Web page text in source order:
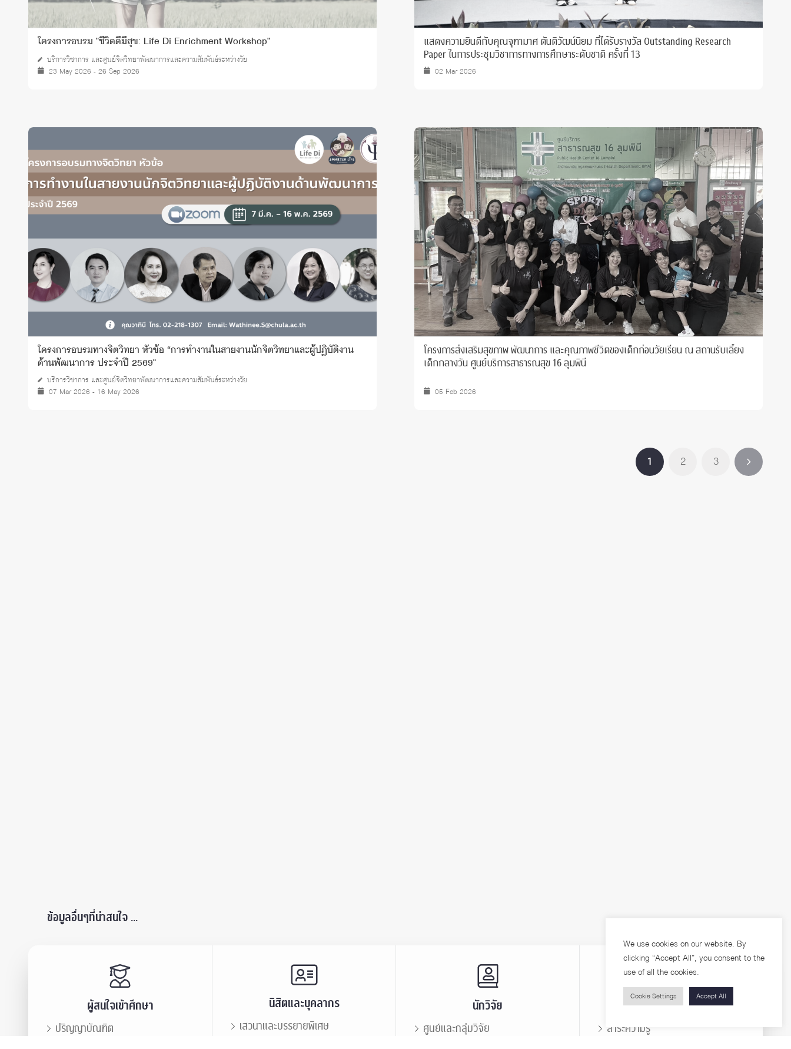
โครงการอบรม "ชีวิตดีมีสุข: Life Di Enrichment Workshop"
บริการวิชาการ และศูนย์จิตวิทยาพัฒนาการและความสัมพันธ์ระหว่างวัย
23 May 2026 - 26 Sep 2026
แสดงความยินดีกับคุณจุฑามาศ ตันติวัฒน์นิยม ที่ได้รับรางวัล Outstanding Research
Paper ในการประชุมวิชาการทางการศึกษาระดับชาติ ครั้งที่ 13
02 Mar 2026
โครงการอบรมทางจิตวิทยา หัวข้อ “การทำงานในสายงานนักจิตวิทยาและผู้ปฏิบัติงาน
ด้านพัฒนาการ ประจำปี 2569"
บริการวิชาการ และศูนย์จิตวิทยาพัฒนาการและความสัมพันธ์ระหว่างวัย
07 Mar 2026 - 16 May 2026
โครงการส่งเสริมสุขภาพ พัฒนาการ และคุณภาพชีวิตของเด็กก่อนวัยเรียน ณ สถานรับเลี้ยง
เด็กกลางวัน ศูนย์บริการสาธารณสุข 16 ลุมพินี
05 Feb 2026
1 2 3
ข้อมูลอื่นๆที่น่าสนใจ ...
ผู้สนใจเข้าศึกษา
ปริญญาบัณฑิต
นิสิตและบุคลากร
เสวนาและบรรยายพิเศษ
นักวิจัย
ศูนย์และกลุ่มวิจัย
บุคคลทั่วไป
สาระความรู้
We use cookies on our website. By
clicking “Accept All”, you consent to the
use of all the cookies.
Cookie Settings Accept All